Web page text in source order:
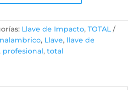
Llave de Impacto, TOTAL
, Llave, llave de
profesional, total